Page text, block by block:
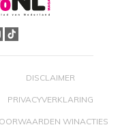
DISCLAIMER
PRIVACYVERKLARING
WINACTIES